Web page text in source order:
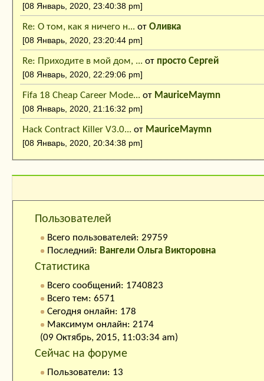
[08 Январь, 2020, 23:40:38 pm]
Re: О том, как я ничего н... от Оливка
[08 Январь, 2020, 23:20:44 pm]
Re: Приходите в мой дом, ... от просто Сергей
[08 Январь, 2020, 22:29:06 pm]
Fifa 18 Cheap Career Mode... от MauriceMaymn
[08 Январь, 2020, 21:16:32 pm]
Hack Contract Killer V3.0... от MauriceMaymn
[08 Январь, 2020, 20:34:38 pm]
Пользователей
Всего пользователей: 29759
Последний: Вангели Ольга Викторовна
Статистика
Всего сообщений: 1740823
Всего тем: 6571
Сегодня онлайн: 178
Максимум онлайн: 2174
(09 Октябрь, 2015, 11:03:34 am)
Сейчас на форуме
Пользователи: 13